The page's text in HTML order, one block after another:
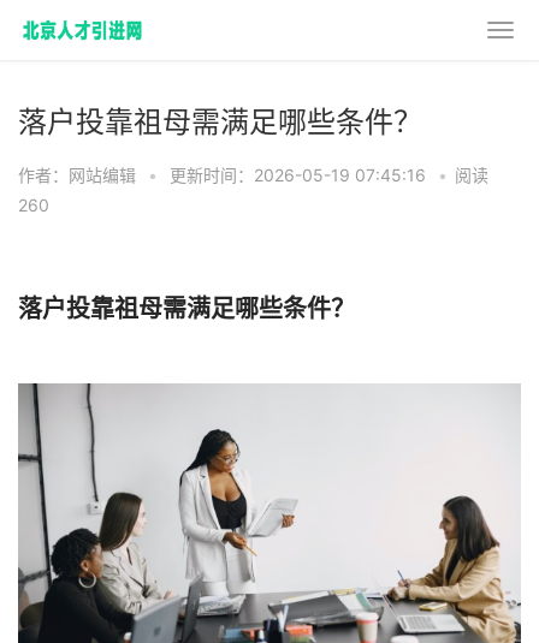
落户投靠祖母需满足哪些条件？
作者：网站编辑 • 更新时间：2026-05-19 07:45:16 • 阅读
260
落户投靠祖母需满足哪些条件？